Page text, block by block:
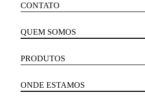
CONTATO
QUEM SOMOS
PRODUTOS
ONDE ESTAMOS